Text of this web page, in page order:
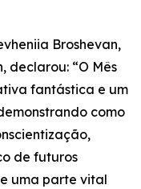
Broshevan,
declarou: “O Mês
fantástica e um
como
de futuros
uma parte vital